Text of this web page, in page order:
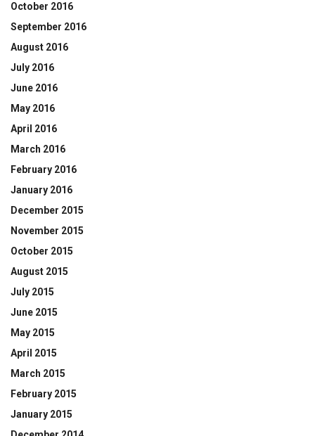
October 2016
September 2016
August 2016
July 2016
June 2016
May 2016
April 2016
March 2016
February 2016
January 2016
December 2015
November 2015
October 2015
August 2015
July 2015
June 2015
May 2015
April 2015
March 2015
February 2015
January 2015